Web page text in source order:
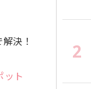
決！
ット
2